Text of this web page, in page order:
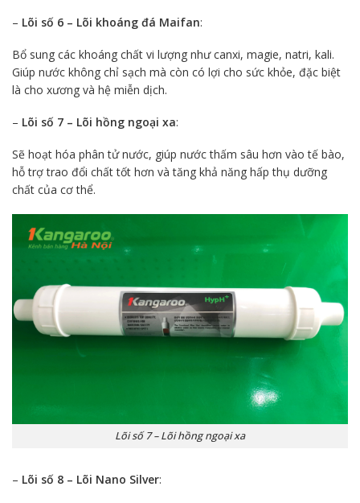
– Lõi số 6 – Lõi khoáng đá Maifan:
Bổ sung các khoáng chất vi lượng như canxi, magie, natri, kali.
Giúp nước không chỉ sạch mà còn có lợi cho sức khỏe, đặc biệt
là cho xương và hệ miễn dịch.
– Lõi số 7 – Lõi hồng ngoại xa:
Sẽ hoạt hóa phân tử nước, giúp nước thấm sâu hơn vào tế bào,
hỗ trợ trao đổi chất tốt hơn và tăng khả năng hấp thụ dưỡng
chất của cơ thể.
Lõi số 7 – Lõi hồng ngoại xa
– Lõi số 8 – Lõi Nano Silver: